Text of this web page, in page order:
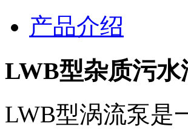
产品介绍
LWB型杂质污
LWB型涡流泵是